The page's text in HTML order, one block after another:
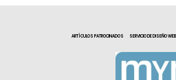
ARTÍCULOS PATROCINADOS SERVICIO DE DISEÑO WEB